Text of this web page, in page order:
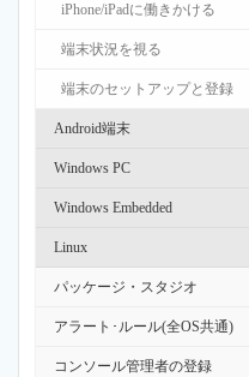
iPhone/iPadに働きかける
端末状況を視る
端末のセットアップと登録
Android端末
Windows PC
Windows Embedded
Linux
パッケージ・スタジオ
アラート･ルール(全OS共通)
コンソール管理者の登録